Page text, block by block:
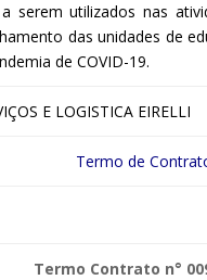
serem utilizados nas
das unidades de
de COVID-19.
E LOGISTICA EIRELLI
Termo de
Termo Contrato n°